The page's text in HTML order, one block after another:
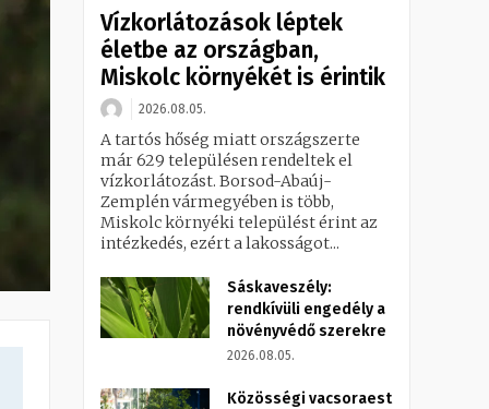
Vízkorlátozások léptek
életbe az országban,
Miskolc környékét is érintik
2026.08.05.
A tartós hőség miatt országszerte
már 629 településen rendeltek el
vízkorlátozást. Borsod-Abaúj-
Zemplén vármegyében is több,
Miskolc környéki települést érint az
intézkedés, ezért a lakosságot...
Sáskaveszély:
rendkívüli engedély a
növényvédő szerekre
2026.08.05.
Közösségi vacsoraest